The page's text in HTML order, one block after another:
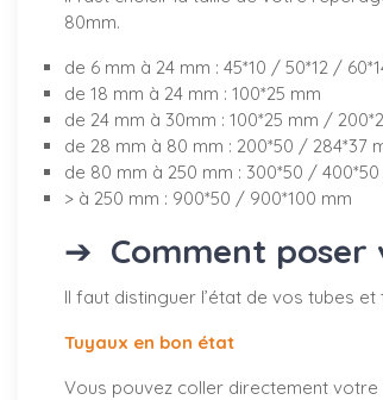
80mm.
de 6 mm à 24 mm : 45*10 / 50*12 /
de 18 mm à 24 mm : 100*25 mm
de 24 mm à 30mm : 100*25 mm /
de 28 mm à 80 mm : 200*50 / 284*37
de 80 mm à 250 mm : 300*50 /
> à 250 mm : 900*50 / 900*100 mm
➔ Comment
Il faut distinguer l’état de vos tubes
Tuyaux en bon état
Vous pouvez coller directement votre